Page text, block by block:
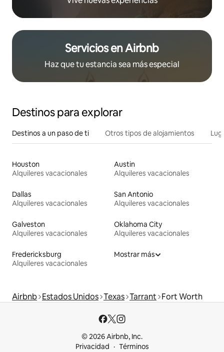
Servicios en Airbnb
Haz que tu estancia sea más especial
Destinos para explorar
Destinos a un paso de ti Otros tipos de alojamientos
Houston
Alquileres vacacionales
Austin
Alquileres vacacionales
Dallas
Alquileres vacacionales
San Antonio
Alquileres vacacionales
Galveston
Alquileres vacacionales
Oklahoma City
Alquileres vacacionales
Fredericksburg
Alquileres vacacionales
Mostrar más
Airbnb Estados Unidos Texas Tarrant Fort Worth
© 2026 Airbnb, Inc.
Privacidad
Términos